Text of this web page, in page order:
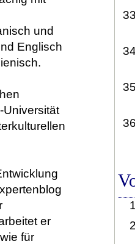
und
Englisch
er
für